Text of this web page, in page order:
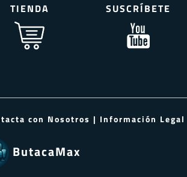
TIENDA SUSCRÍBETE
con Nosotros | Información Legal
ButacaMax